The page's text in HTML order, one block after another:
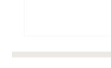
tag